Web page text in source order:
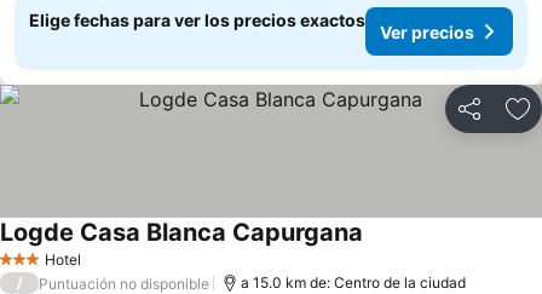
Elige fechas para ver los precios exactos
Ver precios
Compartir
3 Estrellas
Hotel
Logde Casa Blanca Capurgana
/ Puntuación no disponible a 15.0 km de: Centro de la ciudad